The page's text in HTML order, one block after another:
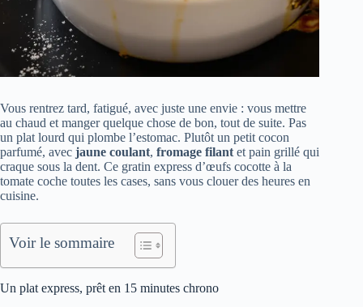
Vous rentrez tard, fatigué, avec juste une envie : vous mettre
au chaud et manger quelque chose de bon, tout de suite. Pas
un plat lourd qui plombe l’estomac. Plutôt un petit cocon
parfumé, avec jaune coulant, fromage filant et pain grillé qui
craque sous la dent. Ce gratin express d’œufs cocotte à la
tomate coche toutes les cases, sans vous clouer des heures en
cuisine.
Voir le sommaire
Un plat express, prêt en 15 minutes chrono